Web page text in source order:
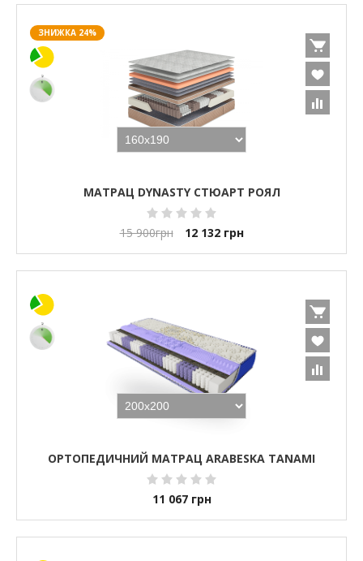
ЗНИЖКА 24%
МАТРАЦ DYNASTY СТЮАРТ РОЯЛ
15 900грн 12 132 грн
ОРТОПЕДИЧНИЙ МАТРАЦ ARABESKA TANAMI
11 067 грн